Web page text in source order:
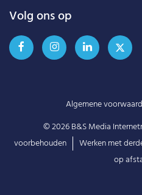
Volg ons op
Algemene
© 2026B&S Media
voorbehouden
Werken met
op